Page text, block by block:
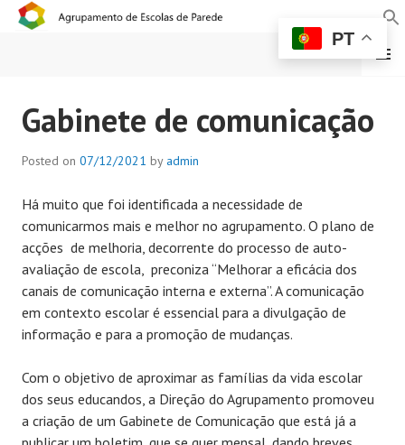
AGRUPAMENTO DE
ESCOLAS DE PAREDE
MENU
Gabinete de comunicação
Posted on 07/12/2021 by admin
Há muito que foi identificada a necessidade de
comunicarmos mais e melhor no agrupamento. O plano de
acções de melhoria, decorrente do processo de auto-
avaliação de escola, preconiza “Melhorar a eficácia dos
canais de comunicação interna e externa”. A comunicação
em contexto escolar é essencial para a divulgação de
informação e para a promoção de mudanças.
Com o objetivo de aproximar as famílias da vida escolar
dos seus educandos, a Direção do Agrupamento promoveu
a criação de um Gabinete de Comunicação que está já a
PT